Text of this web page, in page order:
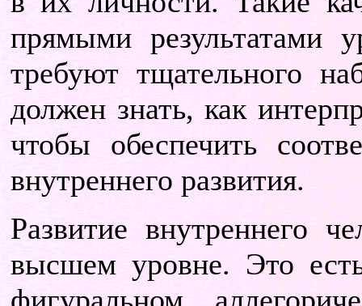
прямыми результатами
требуют тщательного
должен знать, как
чтобы обеспечить
внутреннего развития.
Развитие внутреннего
высшем уровне. Это